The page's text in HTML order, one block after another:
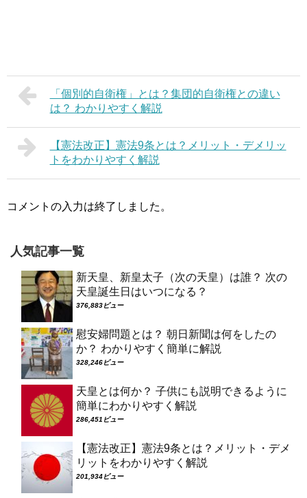
「個別的自衛権」とは？集団的自衛権との違い
は？ わかりやすく解説
【憲法改正】憲法9条とは？メリット・デメリッ
トをわかりやすく解説
コメントの入力は終了しました。
人気記事一覧
新天皇、新皇太子（次の天皇）は誰？ 次の
天皇誕生日はいつになる？
376,883ビュー
慰安婦問題とは？ 朝日新聞は何をしたの
か？ わかりやすく簡単に解説
328,246ビュー
天皇とは何か？ 子供にも説明できるように
簡単にわかりやすく解説
286,451ビュー
【憲法改正】憲法9条とは？メリット・デメ
リットをわかりやすく解説
201,934ビュー